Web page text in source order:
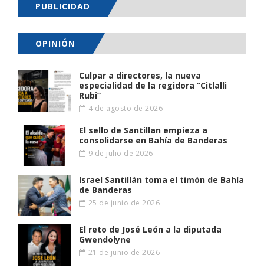
PUBLICIDAD
OPINIÓN
Culpar a directores, la nueva
especialidad de la regidora “Citlalli
Rubi”
4 de agosto de 2026
El sello de Santillan empieza a
consolidarse en Bahía de Banderas
9 de julio de 2026
Israel Santillán toma el timón de Bahía
de Banderas
25 de junio de 2026
El reto de José León a la diputada
Gwendolyne
21 de junio de 2026